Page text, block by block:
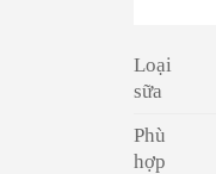
Loại
sữa
Phù
hợp